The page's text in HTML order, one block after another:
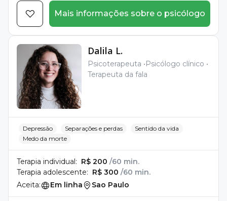
Mais informações sobre o psicólogo
Dalila L.
Psicoterapeuta
Psicólogo clínico
Terapeuta da fala
Depressão Separações e perdas
Sentido da vida
Medo da morte
Terapia individual: R$ 200 /60 min.
Terapia adolescente: R$ 300 /60 min.
Aceita:
Em linha Sao Paulo